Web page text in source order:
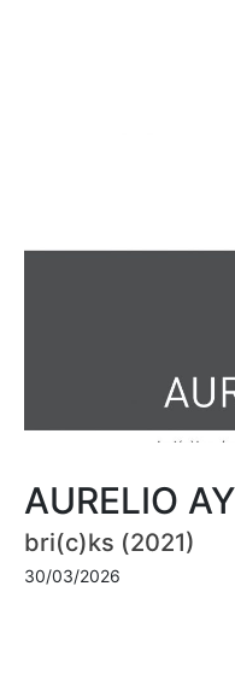
AURELIO
bri(c)ks (2021)
30/03/2026